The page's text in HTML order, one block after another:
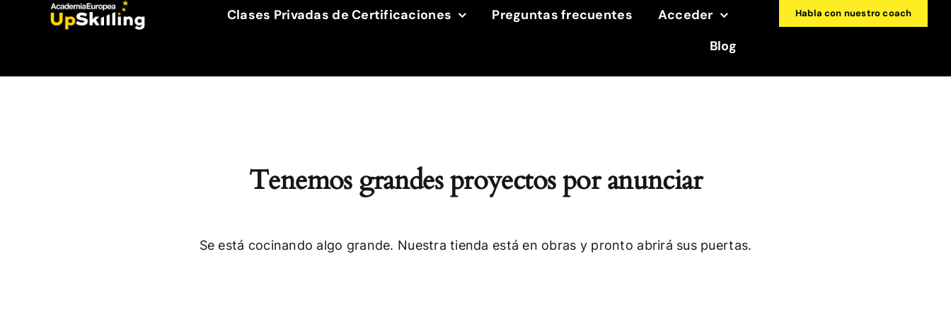
Clases Privadas de Certificaciones Preguntas frecuentes
Acceder
Blog
Habla con nuestro coach
Tenemos grandes proyectos por anunciar
Se está cocinando algo grande. Nuestra tienda está en obras y pronto abrirá sus puertas.